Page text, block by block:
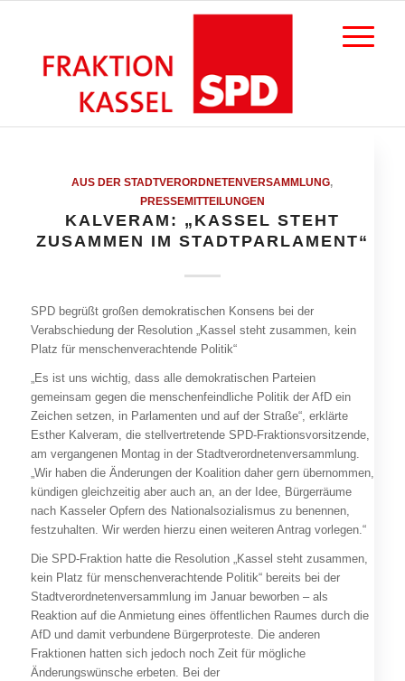
AUS DER STADTVERORDNETENVERSAMMLUNG,
PRESSEMITTEILUNGEN
KALVERAM: „KASSEL STEHT
ZUSAMMEN IM STADTPARLAMENT“
SPD begrüßt großen demokratischen Konsens bei der
Verabschiedung der Resolution „Kassel steht zusammen, kein
Platz für menschenverachtende Politik“
„Es ist uns wichtig, dass alle demokratischen Parteien
gemeinsam gegen die menschenfeindliche Politik der AfD ein
Zeichen setzen, in Parlamenten und auf der Straße“, erklärte
Esther Kalveram, die stellvertretende SPD-Fraktionsvorsitzende,
am vergangenen Montag in der Stadtverordnetenversammlung.
„Wir haben die Änderungen der Koalition daher gern übernommen,
kündigen gleichzeitig aber auch an, an der Idee, Bürgerräume
nach Kasseler Opfern des Nationalsozialismus zu benennen,
festzuhalten. Wir werden hierzu einen weiteren Antrag vorlegen.“
Die SPD-Fraktion hatte die Resolution „Kassel steht zusammen,
kein Platz für menschenverachtende Politik“ bereits bei der
Stadtverordnetenversammlung im Januar beworben – als
Reaktion auf die Anmietung eines öffentlichen Raumes durch die
AfD und damit verbundene Bürgerproteste. Die anderen
Fraktionen hatten sich jedoch noch Zeit für mögliche
Änderungswünsche erbeten. Bei der